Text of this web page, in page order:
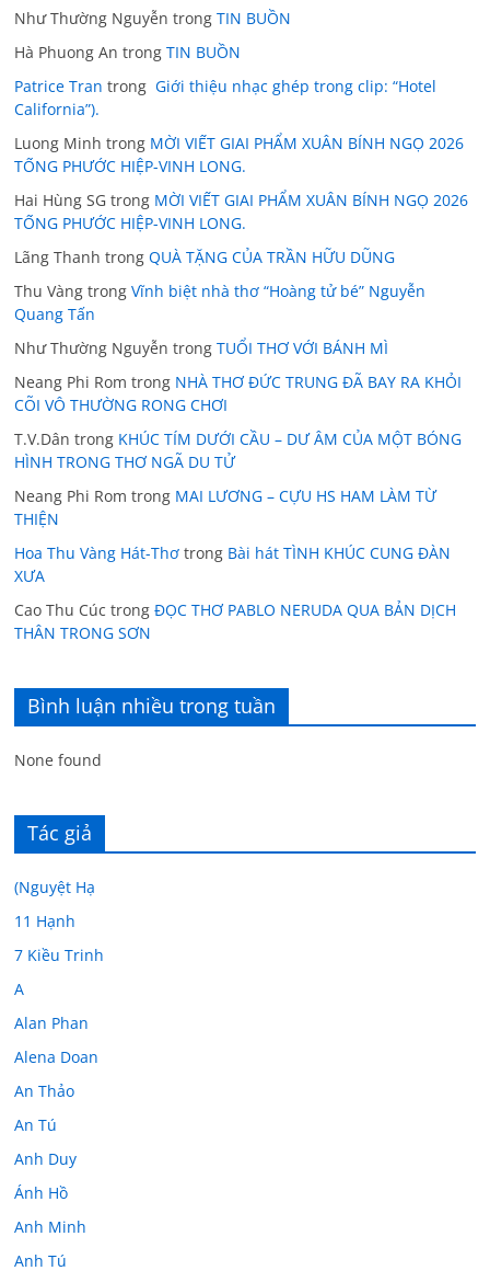
Như Thường Nguyễn trongTIN BUỒN
Hà Phuong An trongTIN BUỒN
Patrice Tran trong Giới thiệu nhạc ghép trong clip: “Hotel
California”).
Luong Minh trong MỜI VIẾT GIAI PHẨM XUÂN BÍNH NGỌ 2026
TỐNG PHƯỚC HIỆP-VINH LONG.
Hai Hùng SG trong MỜI VIẾT GIAI PHẨM XUÂN BÍNH NGỌ 2026
TỐNG PHƯỚC HIỆP-VINH LONG.
Lãng Thanh trongQUÀ TẶNG CỦA TRẦN HỮU DŨNG
Thu Vàng trongVĩnh biệt nhà thơ “Hoàng tử bé” Nguyễn
Quang Tấn
Như Thường Nguyễn trongTUỔI THƠ VỚI BÁNH MÌ
Neang Phi Rom trong NHÀ THƠ ĐỨC TRUNG ĐÃ BAY RA KHỎI
CÕI VÔ THƯỜNG RONG CHƠI
T.V.Dân trong KHÚC TÍM DƯỚI CẦU – DƯ ÂM CỦA MỘT BÓNG
HÌNH TRONG THƠ NGÃ DU TỬ
Neang Phi Rom trong MAI LƯƠNG – CỰU HS HAM LÀM TỪ
THIỆN
Hoa Thu Vàng Hát-Thơ trong Bài hát TÌNH KHÚC CUNG ĐÀN
XƯA
Cao Thu Cúc trongĐỌC THƠ PABLO NERUDA QUA BẢN DỊCH
THÂN TRONG SƠN
Bình luận nhiều trong tuần
None found
Tác giả
(Nguyệt Hạ
11 Hạnh
7 Kiều Trinh
A
Alan Phan
Alena Doan
An Thảo
An Tú
Anh Duy
Ánh Hồ
Anh Minh
Anh Tú